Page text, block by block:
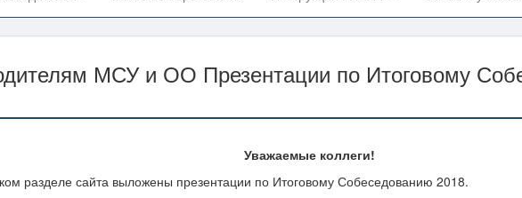
МСУ и ОО Презентации по Итоговому
Уважаемые коллеги!
разделе сайта выложены презентации по Итоговому Собеседованию 2018.